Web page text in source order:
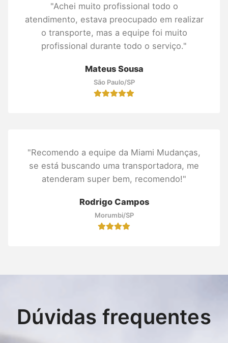
"Achei muito profissional todo o
atendimento, estava preocupado em realizar
o transporte, mas a equipe foi muito
profissional durante todo o serviço."
Mateus Sousa
São Paulo/SP
"Recomendo a equipe da Miami Mudanças,
se está buscando uma transportadora, me
atenderam super bem, recomendo!"
Rodrigo Campos
Morumbi/SP
Dúvidas frequentes